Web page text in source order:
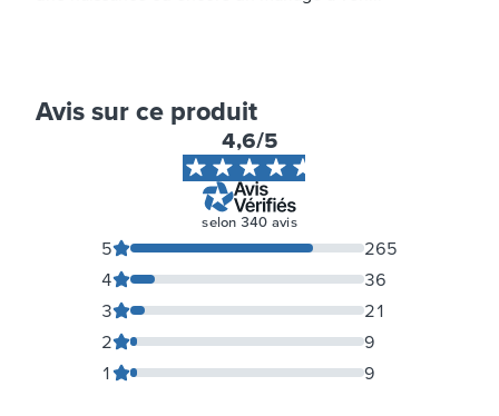
Avis sur ce produit
4,6/5
selon 340 avis
1 9
2 9
3 21
4 36
5 265